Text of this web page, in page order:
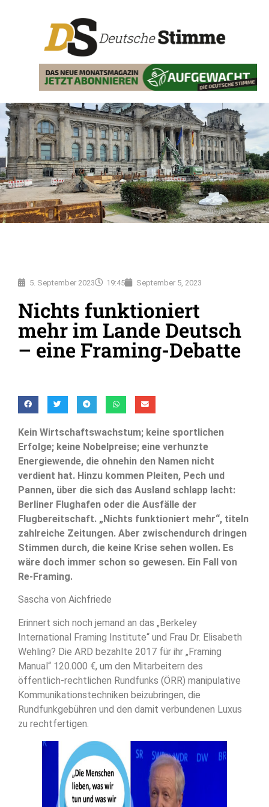
5. September 2023 19:45 September 5, 2023
Nichts funktioniert
mehr im Lande Deutsch
– eine Framing-Debatte
Kein Wirtschaftswachstum; keine sportlichen
Erfolge; keine Nobelpreise; eine verhunzte
Energiewende, die ohnehin den Namen nicht
verdient hat. Hinzu kommen Pleiten, Pech und
Pannen, über die sich das Ausland schlapp lacht:
Berliner Flughafen oder die Ausfälle der
Flugbereitschaft. „Nichts funktioniert mehr“, titeln
zahlreiche Zeitungen. Aber zwischendurch dringen
Stimmen durch, die keine Krise sehen wollen. Es
wäre doch immer schon so gewesen. Ein Fall von
Re-Framing.
Sascha von Aichfriede
Erinnert sich noch jemand an das „Berkeley
International Framing Institute“ und Frau Dr. Elisabeth
Wehling? Die ARD bezahlte 2017 für ihr „Framing
Manual“ 120.000 €, um den Mitarbeitern des
öffentlich-rechtlichen Rundfunks (ÖRR) manipulative
Kommunikationstechniken beizubringen, die
Rundfunkgebühren und den damit verbundenen Luxus
zu rechtfertigen.